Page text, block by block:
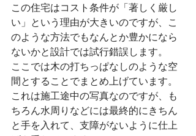
この住宅はコスト条件が「著しく厳し
い」という理由が大きいのですが、こ
のような方法でもなんとか豊かになら
ないかと設計では試行錯誤します。
ここでは木の打ちっぱなしのような空
間とすることでまとめ上げています。
これは施工途中の写真なのですが、も
ちろん水周りなどには最終的にきちん
と手を入れて、支障がないように仕上